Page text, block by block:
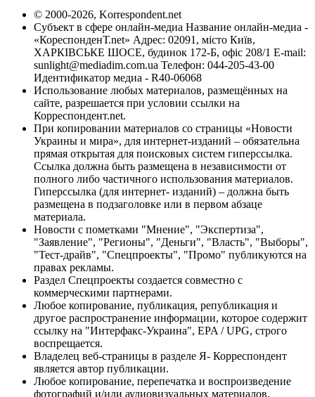
© 2000-2026, Korrespondent.net
Субъект в сфере онлайн-медиа Название онлайн-медиа -
«КореспонденТ.net» Адрес: 02091, місто Київ,
ХАРКІВСЬКЕ ШОСЕ, будинок 172-Б, офіс 208/1 E-mail:
sunlight@mediadim.com.ua Телефон: 044-205-43-00
Идентификатор медиа - R40-06068
Использование любых материалов, размещённых на
сайте, разрешается при условии ссылки на
Корреспондент.net.
При копировании материалов со страницы «Новости
Украины и мира», для интернет-изданий – обязательна
прямая открытая для поисковых систем гиперссылка.
Ссылка должна быть размещена в независимости от
полного либо частичного использования материалов.
Гиперссылка (для интернет- изданий) – должна быть
размещена в подзаголовке или в первом абзаце
материала.
Новости с пометками "Мнение", "Экспертиза",
"Заявление", "Регионы", "Деньги", "Власть", "Выборы",
"Тест-драйв", "Спецпроекты", "Промо" публикуются на
правах рекламы.
Раздел Спецпроекты создается совместно с
коммерческими партнерами.
Любое копирование, публикация, републикация и
другое распространение информации, которое содержит
ссылку на "Интерфакс-Украина", EPA / UPG, строго
воспрещается.
Владелец веб-страницы в разделе Я- Корреспондент
является автор публикации.
Любое копирование, перепечатка и воспроизведение
фотографий и/или аудиовизуальных материалов,